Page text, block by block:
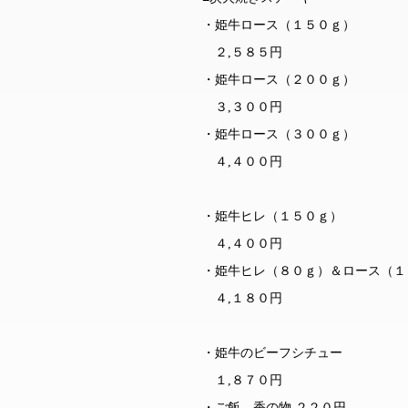
・姫牛ロース（１５０ｇ）
２,５８５円
・姫牛ロース（２００ｇ）
３,３００円
・姫牛ロース（３００ｇ）
４,４００円
・姫牛ヒレ（１５０ｇ）
４,４００円
・姫牛ヒレ（８０ｇ）＆ロース（
４,１８０円
・姫牛のビーフシチュー
１,８７０円